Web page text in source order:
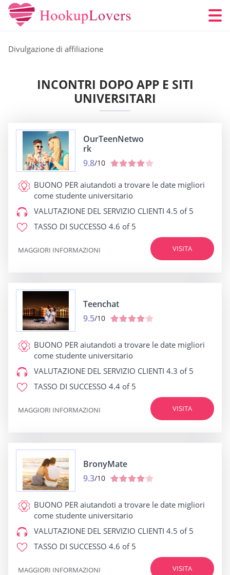
Divulgazione di affiliazione
INCONTRI DOPO APP E SITI
UNIVERSITARI
OurTeenNetwo
rk
9.8/10
BUONO PER aiutandoti a trovare le date migliori
come studente universitario
VALUTAZIONE DEL SERVIZIO CLIENTI 4.5 of 5
TASSO DI SUCCESSO 4.6 of 5
VISITA
MAGGIORI INFORMAZIONI
Teenchat
9.5/10
BUONO PER aiutandoti a trovare le date migliori
come studente universitario
VALUTAZIONE DEL SERVIZIO CLIENTI 4.3 of 5
TASSO DI SUCCESSO 4.4 of 5
VISITA
MAGGIORI INFORMAZIONI
BronyMate
9.3/10
BUONO PER aiutandoti a trovare le date migliori
come studente universitario
VALUTAZIONE DEL SERVIZIO CLIENTI 4.5 of 5
TASSO DI SUCCESSO 4.6 of 5
VISITA
MAGGIORI INFORMAZIONI